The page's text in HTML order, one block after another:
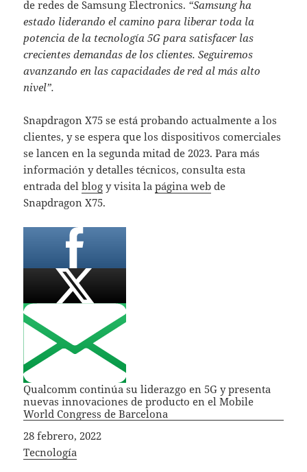
de redes de Samsung Electronics. “Samsung ha
estado liderando el camino para liberar toda la
potencia de la tecnología 5G para satisfacer las
crecientes demandas de los clientes. Seguiremos
avanzando en las capacidades de red al más alto
nivel”.
Snapdragon X75 se está probando actualmente a los
clientes, y se espera que los dispositivos comerciales
se lancen en la segunda mitad de 2023. Para más
información y detalles técnicos, consulta esta
entrada delblog y visita lapágina web de
Snapdragon X75.
Qualcomm continúa su liderazgo en 5G y presenta
nuevas innovaciones de producto en el Mobile
World Congress de Barcelona
Fecha
28 febrero, 2022
In relation to
Tecnología